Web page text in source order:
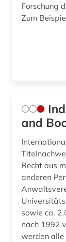
Forschung
Zum
and
Recht aus
anderen
sowie ca.
nach 1992
werden alle